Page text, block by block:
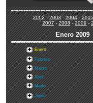
2002-2003-2004-2005
2007-2008-2009-
Enero2009
Enero
Febrero
Marzo
Abril
Mayo
Junio